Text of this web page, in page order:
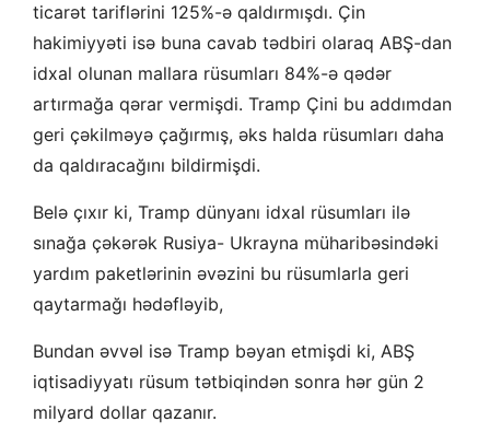
ticarət tariflərini 125%-ə qaldırmışdı. Çin
hakimiyyəti isə buna cavab tədbiri olaraq ABŞ-dan
idxal olunan mallara rüsumları 84%-ə qədər
artırmağa qərar vermişdi. Tramp Çini bu addımdan
geri çəkilməyə çağırmış, əks halda rüsumları daha
da qaldıracağını bildirmişdi.
Belə çıxır ki, Tramp dünyanı idxal rüsumları ilə
sınağa çəkərək Rusiya- Ukrayna müharibəsindəki
yardım paketlərinin əvəzini bu rüsumlarla geri
qaytarmağı hədəfləyib,
Bundan əvvəl isə Tramp bəyan etmişdi ki, ABŞ
iqtisadiyyatı rüsum tətbiqindən sonra hər gün 2
milyard dollar qazanır.